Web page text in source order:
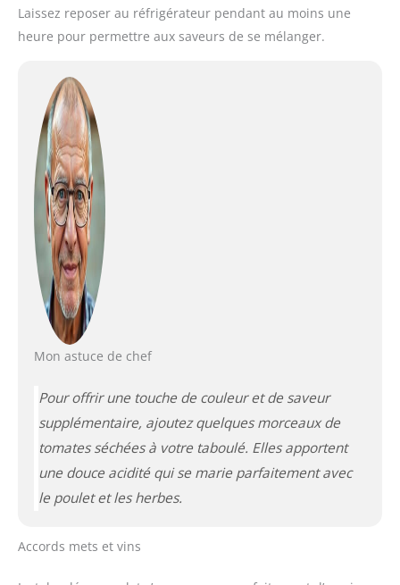
Laissez reposer au réfrigérateur pendant au moins une
heure pour permettre aux saveurs de se mélanger.
Mon astuce de chef
Pour offrir une touche de couleur et de saveur
supplémentaire, ajoutez quelques morceaux de
tomates séchées à votre taboulé. Elles apportent
une douce acidité qui se marie parfaitement avec
le poulet et les herbes.
Accords mets et vins